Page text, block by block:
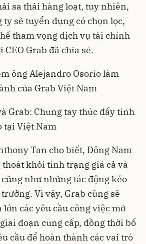
sa thải hàng loạt, tuy nhiên,
ty sẽ tuyển dụng có chọn lọc,
tham vọng dịch vụ tài chính
Grab đã chia sẻ.
ông Alejandro Osorio làm
của Grab Việt Nam
Grab: Chung tay thúc đẩy tinh
tại Việt Nam
Tan cho biết, Đông Nam
thoát khỏi tình trạng giá cả và
như những tác động kéo
Vì vậy, Grab cũng sẽ
lớn các yêu cầu công việc mở
đoạn cung cấp, đồng thời bổ
cầu để hoàn thành các vai trò